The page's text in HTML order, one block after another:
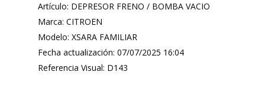
Artículo: DEPRESOR FRENO / BOMBA VACIO
Marca: CITROEN
Modelo: XSARA FAMILIAR
Fecha actualización: 07/07/2025 16:04
Referencia Visual: D143